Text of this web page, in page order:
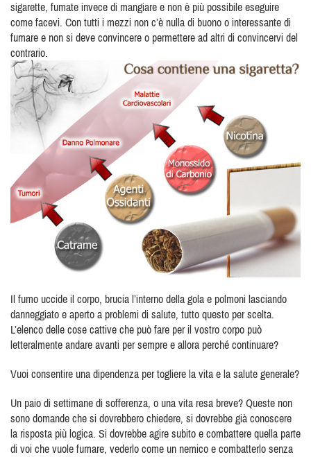
sigarette, fumate invece di mangiare e non è più possibile eseguire
come facevi. Con tutti i mezzi non c’è nulla di buono o interessante di
fumare e non si deve convincere o permettere ad altri di convincervi del
contrario.
Il fumo uccide il corpo, brucia l’interno della gola e polmoni lasciando
danneggiato e aperto a problemi di salute, tutto questo per scelta.
L’elenco delle cose cattive che può fare per il vostro corpo può
letteralmente andare avanti per sempre e allora perché continuare?
Vuoi consentire una dipendenza per togliere la vita e la salute generale?
Un paio di settimane di sofferenza, o una vita resa breve? Queste non
sono domande che si dovrebbero chiedere, si dovrebbe già conoscere
la risposta più logica. Si dovrebbe agire subito e combattere quella parte
di voi che vuole fumare, vederlo come un nemico e combatterlo senza